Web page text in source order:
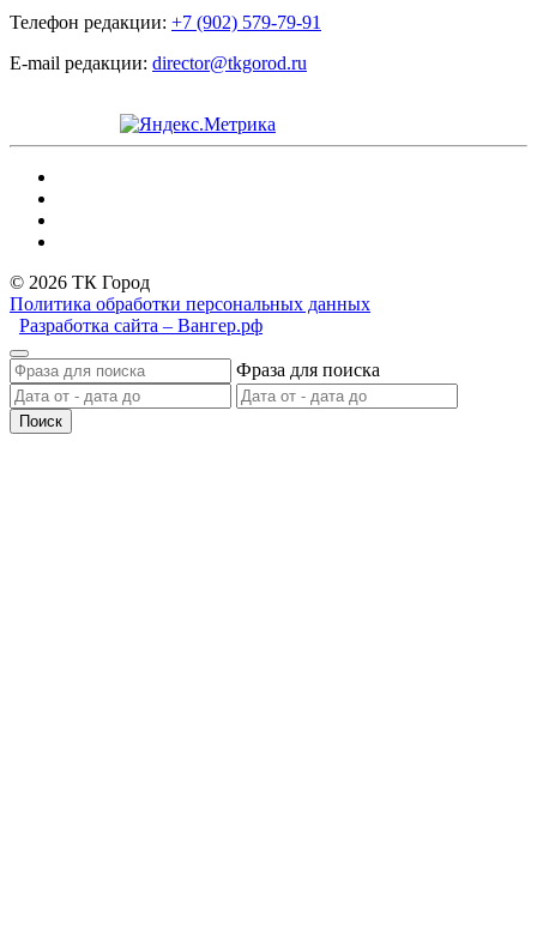
Телефон редакции: +7 (902) 579-79-91
E-mail редакции: director@tkgorod.ru
© 2026 ТК Город
Политика обработки персональных данных
Разработка сайта – Вангер.рф
Фраза для поиска
Поиск